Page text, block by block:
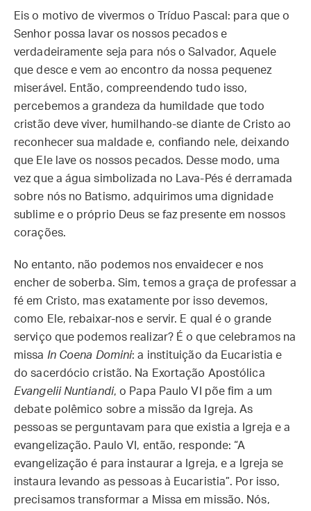
Eis o motivo de vivermos o Tríduo Pascal: para que o
Senhor possa lavar os nossos pecados e
verdadeiramente seja para nós o Salvador, Aquele
que desce e vem ao encontro da nossa pequenez
miserável. Então, compreendendo tudo isso,
percebemos a grandeza da humildade que todo
cristão deve viver, humilhando-se diante de Cristo ao
reconhecer sua maldade e, confiando nele, deixando
que Ele lave os nossos pecados. Desse modo, uma
vez que a água simbolizada no Lava-Pés é derramada
sobre nós no Batismo, adquirimos uma dignidade
sublime e o próprio Deus se faz presente em nossos
corações.
No entanto, não podemos nos envaidecer e nos
encher de soberba. Sim, temos a graça de professar a
fé em Cristo, mas exatamente por isso devemos,
como Ele, rebaixar-nos e servir. E qual é o grande
serviço que podemos realizar? É o que celebramos na
missa In Coena Domini: a instituição da Eucaristia e
do sacerdócio cristão. Na Exortação Apostólica
Evangelii Nuntiandi, o Papa Paulo VI põe fim a um
debate polêmico sobre a missão da Igreja. As
pessoas se perguntavam para que existia a Igreja e a
evangelização. Paulo VI, então, responde: “A
evangelização é para instaurar a Igreja, e a Igreja se
instaura levando as pessoas à Eucaristia”. Por isso,
precisamos transformar a Missa em missão. Nós,